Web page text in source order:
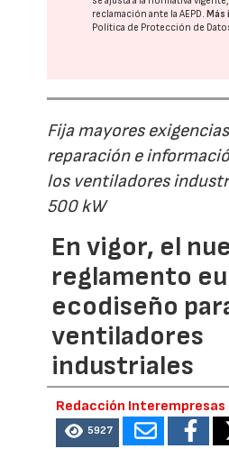
reclamación ante laAEPD.
Política de Protección de
Fija mayores
reparación e
los ventiladores
500 kW
En vigor, el
reglamento
ecodiseño
ventiladores
industriales
Redacción Interempresas
5927